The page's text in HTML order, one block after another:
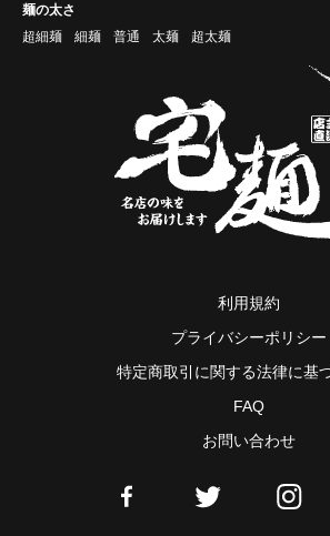
麺の太さ
超細麺
細麺 普通 太麺 超太麺
利用規約
プライバシーポリシー
特定商取引に関する法律に基
FAQ
お問い合わせ